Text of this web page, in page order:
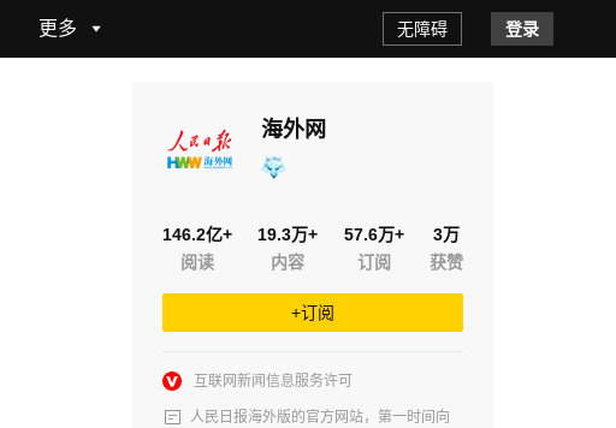
更多 登录
无障碍
海外网
146.2亿+
阅读
19.3万+
内容
57.6万+
订阅
3万
获赞
+订阅
互联网新闻信息服务许可
人民日报海外版的官方网站，第一时间向